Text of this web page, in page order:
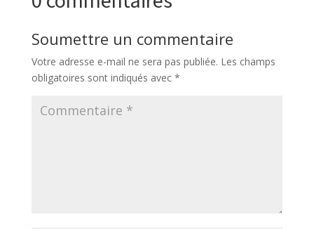
Soumettre un commentaire
Votre adresse e-mail ne sera pas publiée. Les champs
obligatoires sont indiqués avec *